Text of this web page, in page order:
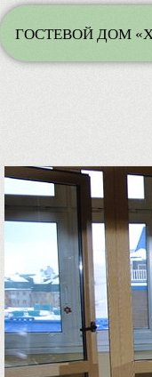
ГОСТЕВОЙ ДОМ